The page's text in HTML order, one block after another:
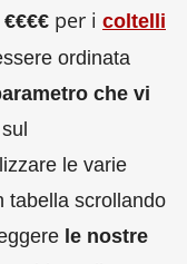
€€€€ per i coltelli
ordinata
che vi
le varie
tabella scrollando
le nostre